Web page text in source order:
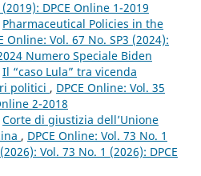
DPCE Online 1-2019
Pharmaceutical Policies in the
Online: Vol. 67 No. SP3 (2024):
Numero Speciale Biden
Il “caso Lula” tra vicenda
politici , DPCE Online: Vol. 35
2-2018
Corte di giustizia dell’Unione
, DPCE Online: Vol. 73 No. 1
Vol. 73 No. 1 (2026): DPCE